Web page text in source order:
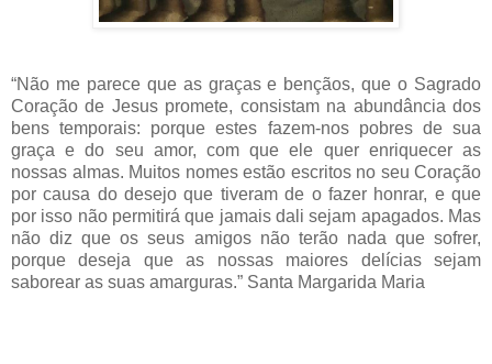
“Não me parece que as graças e bençãos, que o Sagrado
Coração de Jesus promete, consistam na abundância dos
bens temporais: porque estes fazem-nos pobres de sua
graça e do seu amor, com que ele quer enriquecer as
nossas almas. Muitos nomes estão escritos no seu Coração
por causa do desejo que tiveram de o fazer honrar, e que
por isso não permitirá que jamais dali sejam apagados. Mas
não diz que os seus amigos não terão nada que sofrer,
porque deseja que as nossas maiores delícias sejam
saborear as suas amarguras.” Santa Margarida Maria